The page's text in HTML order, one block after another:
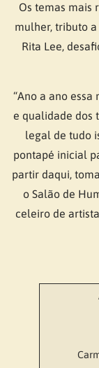
Os temas mais
mulher, tributo
Rita Lee,
“Ano a ano
e qualidade dos
legal de tudo
pontapé inicial
partir daqui,
o Salão de
celeiro de